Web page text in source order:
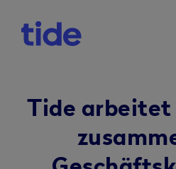
Tide arbeitet